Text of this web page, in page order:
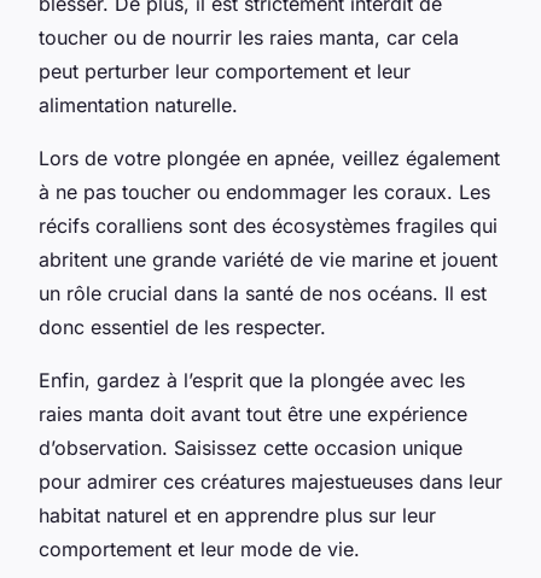
toucher ou de nourrir les raies manta, car cela
peut perturber leur comportement et leur
alimentation naturelle.
Lors de votre plongée en apnée, veillez également
à ne pas toucher ou endommager les coraux. Les
récifs coralliens sont des écosystèmes fragiles qui
abritent une grande variété de vie marine et jouent
un rôle crucial dans la santé de nos océans. Il est
donc essentiel de les respecter.
Enfin, gardez à l’esprit que la plongée avec les
raies manta doit avant tout être une expérience
d’observation. Saisissez cette occasion unique
pour admirer ces créatures majestueuses dans leur
habitat naturel et en apprendre plus sur leur
comportement et leur mode de vie.